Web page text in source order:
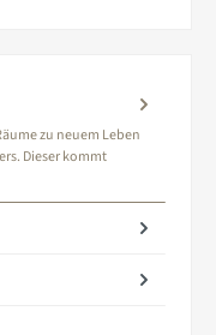
zu neuem Leben
Dieser kommt